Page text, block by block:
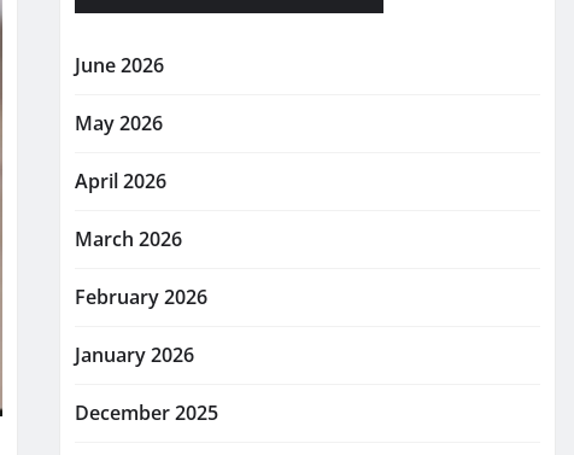
June 2026
May 2026
April 2026
March 2026
February 2026
January 2026
December 2025